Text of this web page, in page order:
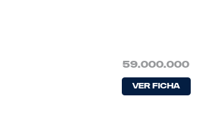
59.000.000
Ver Ficha